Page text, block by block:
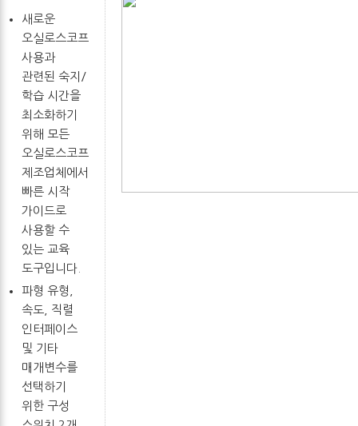
새로운
오실로스코프
사용과
관련된 숙지/
학습 시간을
최소화하기
위해 모든
오실로스코프
제조업체에서
빠른 시작
가이드로
사용할 수
있는 교육
도구입니다.
파형 유형,
속도, 직렬
인터페이스
및 기타
매개변수를
선택하기
위한 구성